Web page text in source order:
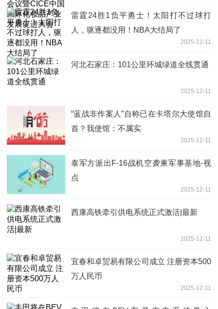
雷霆24胜1负平勇士！太阳打不过球打
人，驱逐都没用！NBA大结局了
2025-12-11
河北石家庄：101公里环城绿道全线贯通
2025-12-11
“蓝战非作案人”自称已在卡塔尔大使馆自
首？我使馆：不属实
2025-12-11
泰军方派出F-16战机空袭柬军事基地-视
点
2025-12-11
西康高铁牵引供电系统正式激活|最新
2025-12-11
宜春和卓贸易有限公司成立 注册资本500
万人民币
2025-12-11